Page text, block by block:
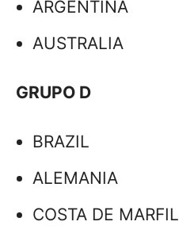
ARGENTINA
AUSTRALIA
GRUPO D
BRAZIL
ALEMANIA
COSTA DE MARFIL